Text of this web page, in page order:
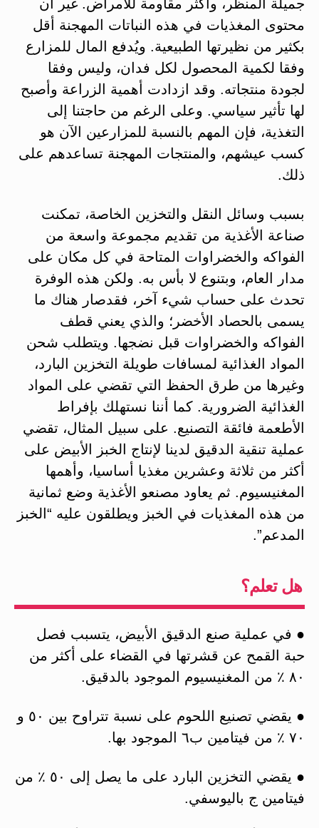
جميلة المنظر، وأكثر مقاومة للأمراض. غير أن
محتوى المغذيات في هذه النباتات المهجنة أقل
بكثير من نظيرتها الطبيعية. ويُدفع المال للمزارع
وفقا لكمية المحصول لكل فدان، وليس وفقا
لجودة منتجاته. وقد ازدادت أهمية الزراعة وأصبح
لها تأثير سياسي. وعلى الرغم من حاجتنا إلى
التغذية، فإن المهم بالنسبة للمزارعين الآن هو
كسب عيشهم، والمنتجات المهجنة تساعدهم على
ذلك.
بسبب وسائل النقل والتخزين الخاصة، تمكنت
صناعة الأغذية من تقديم مجموعة واسعة من
الفواكه والخضراوات المتاحة في كل مكان على
مدار العام، وبتنوع لا بأس به. ولكن هذه الوفرة
تحدث على حساب شيء آخر، فقدصار هناك ما
يسمى بالحصاد الأخضر؛ والذي يعني قطف
الفواكه والخضراوات قبل نضجها. ويتطلب شحن
المواد الغذائية لمسافات طويلة التخزين البارد،
وغيرها من طرق الحفظ التي تقضي على المواد
الغذائية الضرورية. كما أننا نستهلك بإفراط
الأطعمة فائقة التصنيع. على سبيل المثال، تقضي
عملية تنقية الدقيق لدينا لإنتاج الخبز الأبيض على
أكثر من ثلاثة وعشرين مغذيا أساسيا، وأهمها
المغنيسيوم. ثم يعاود مصنعو الأغذية وضع ثمانية
من هذه المغذيات في الخبز ويطلقون عليه “الخبز
المدعم”.
هل تعلم؟
● في عملية صنع الدقيق الأبيض، يتسبب فصل
حبة القمح عن قشرتها في القضاء على أكثر من
٨٠ ٪ من المغنيسيوم الموجود بالدقيق.
● يقضي تصنيع اللحوم على نسبة تتراوح بين ٥٠ و
٧٠ ٪ من فيتامين ب٦ الموجود بها.
● يقضي التخزين البارد على ما يصل إلى ٥٠ ٪ من
فيتامين ج باليوسفي.